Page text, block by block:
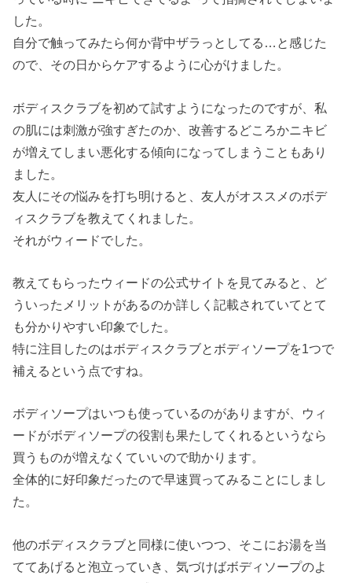
した。
自分で触ってみたら何か背中ザラっとしてる…と感じた
ので、その日からケアするように心がけました。
ボディスクラブを初めて試すようになったのですが、私
の肌には刺激が強すぎたのか、改善するどころかニキビ
が増えてしまい悪化する傾向になってしまうこともあり
ました。
友人にその悩みを打ち明けると、友人がオススメのボデ
ィスクラブを教えてくれました。
それがウィードでした。
教えてもらったウィードの公式サイトを見てみると、ど
ういったメリットがあるのか詳しく記載されていてとて
も分かりやすい印象でした。
特に注目したのはボディスクラブとボディソープを1つで
補えるという点ですね。
ボディソープはいつも使っているのがありますが、ウィ
ードがボディソープの役割も果たしてくれるというなら
買うものが増えなくていいので助かります。
全体的に好印象だったので早速買ってみることにしまし
た。
他のボディスクラブと同様に使いつつ、そこにお湯を当
ててあげると泡立っていき、気づけばボディソープのよ